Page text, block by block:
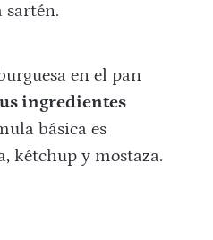
sartén.
en el pan
ingredientes
básica es
kétchup y mostaza.